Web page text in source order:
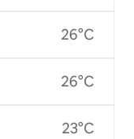
26°C
26°C
23°C